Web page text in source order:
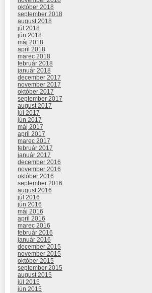
október 2018
september 2018
august 2018
júl 2018
jún 2018
máj 2018
apríl 2018
marec 2018
február 2018
január 2018
december 2017
november 2017
október 2017
september 2017
august 2017
júl 2017
jún 2017
máj 2017
apríl 2017
marec 2017
február 2017
január 2017
december 2016
november 2016
október 2016
september 2016
august 2016
júl 2016
jún 2016
máj 2016
apríl 2016
marec 2016
február 2016
január 2016
december 2015
november 2015
október 2015
september 2015
august 2015
júl 2015
jún 2015